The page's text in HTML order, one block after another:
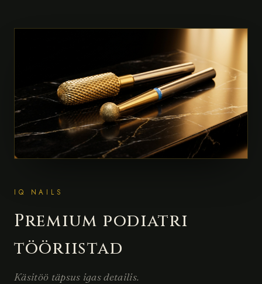
IQ NAILS
Premium podiatri
tööriistad
Käsitöö täpsus igas detailis.